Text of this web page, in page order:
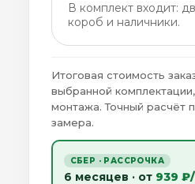
В комплект входит:
короб и наличники.
Итоговая стоимость
выбранной
монтажа. Точный расчёт
замера.
СБЕР · РАССРОЧКА
6 месяцев · от 939